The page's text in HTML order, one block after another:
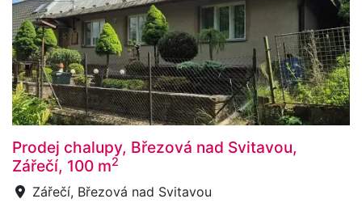
Prodej chalupy, Březová nad Svitavou,
Zářečí, 100 m2
Zářečí, Březová nad Svitavou